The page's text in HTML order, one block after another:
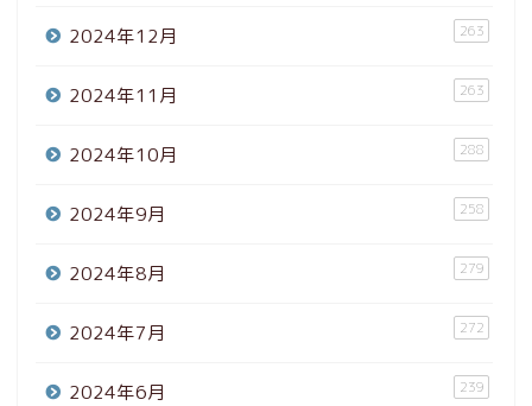
2024年12月 263
2024年11月 263
2024年10月 288
2024年9月 258
2024年8月 279
2024年7月 272
2024年6月 239